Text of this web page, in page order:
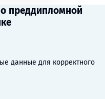
преддипломной
данные для корректного